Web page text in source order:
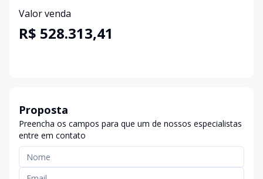
Valor venda
R$ 528.313,41
Proposta
Preencha os campos para que um de nossos especialistas
entre em contato